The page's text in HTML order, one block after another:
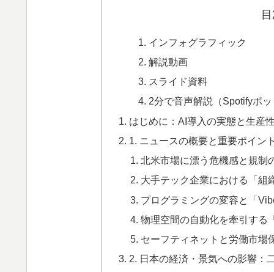
インフォグラフィック
解説動画
スライド資料
2分で音声解説（Spotifyポ
はじめに：AI導入の実態と生産
1. ニュースの概要と重要ポイン
北米市場に漂う危機感と規制
大手テック企業における「組
プログラミングの変容と「
物理空間の自動化を牽引する
セーフティネットと労働市場
2. 日本の経済・景気への影響：